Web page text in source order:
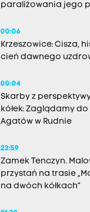
paraliżowania jego
00:06
Krzeszowice: Cisza,
cień dawnego
00:04
Skarby z
kółek: Zaglądamy do
Agatów w Rudnie
23:59
Zamek Tenczyn.
przystań na trasie
na dwóch kółkach”